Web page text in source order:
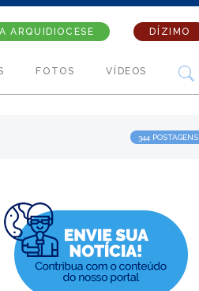
DÍZIMO
ARQUIDIOCESE
VÍDEOS
FOTOS
344 POSTAGENS